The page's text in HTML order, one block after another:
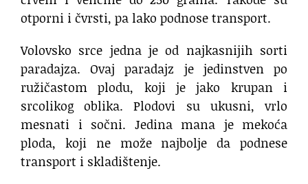
otporni i čvrsti, pa lako podnose transport.
Volovsko srce jedna je od najkasnijih sorti
paradajza. Ovaj paradajz je jedinstven po
ružičastom plodu, koji je jako krupan i
srcolikog oblika. Plodovi su ukusni, vrlo
mesnati i sočni. Jedina mana je mekoća
ploda, koji ne može najbolje da podnese
transport i skladištenje.